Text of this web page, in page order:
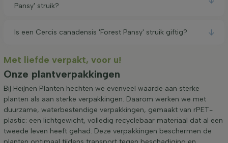
Pansy' struik?
Is een Cercis canadensis 'Forest Pansy' struik giftig?
Met liefde verpakt, voor u!
Onze plantverpakkingen
Bij Heijnen Planten hechten we evenveel waarde aan sterke
planten als aan sterke verpakkingen. Daarom werken we met
duurzame, waterbestendige verpakkingen, gemaakt van rPET-
plastic: een lichtgewicht, volledig recyclebaar materiaal dat al een
tweede leven heeft gehad. Deze verpakkingen beschermen de